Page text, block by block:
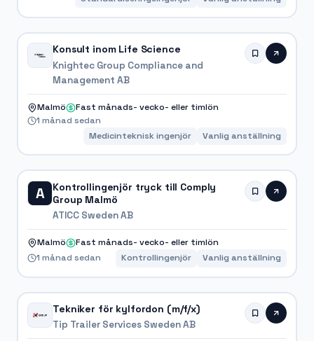
Konsult inom Life Science
Knightec Group Compliance and
Management AB
Malmö
Fast månads- vecko- eller timlön
1 månad sedan
Medicinteknisk ingenjör
Vanlig anställning
A
Kontrollingenjör tryck till Comply
Group Malmö
ATICC Sweden AB
Malmö
Fast månads- vecko- eller timlön
1 månad sedan
Kontrollingenjör Vanlig anställning
Tekniker för kylfordon (m/f/x)
Tip Trailer Services Sweden AB